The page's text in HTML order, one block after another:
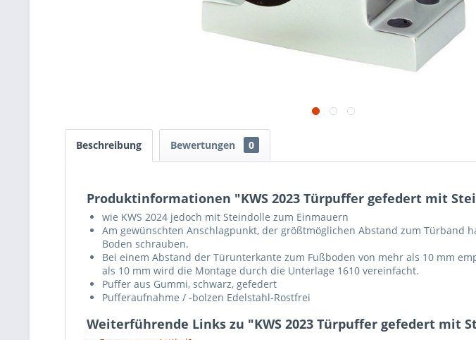
Beschreibung Bewertungen 0
Produktinformationen "KWS 2023 Türpuffer gefedert mit
wie KWS 2024 jedoch mit Steindolle zum Einmauern
Am gewünschten Anschlagpunkt, der größtmöglichen Abstand zum
Boden schrauben.
Bei einem Abstand der Türunterkante zum Fußboden von mehr als 10 mm
als 10 mm wird die Montage durch die Unterlage 1610 vereinfacht.
Puffer aus Gummi, schwarz, gefedert
Pufferaufnahme / -bolzen Edelstahl-Rostfrei
Weiterführende Links zu "KWS 2023 Türpuffer gefedert mit